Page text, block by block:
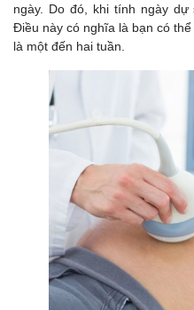
ngày. Do đó, khi tính ngày dự
Điều này có nghĩa là bạn có
là một đến hai tuần.